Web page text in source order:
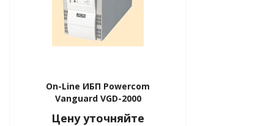
On-Line ИБП Powercom
Vanguard VGD-2000
Цену уточняйте